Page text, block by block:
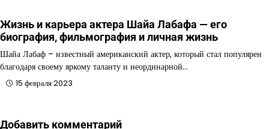
Жизнь и карьера актера Шайа Лабафа — его
биография, фильмография и личная жизнь
Шайа Лабаф – известный американский актер, который стал популярен
благодаря своему яркому таланту и неординарной…
15 февраля 2023
Добавить комментарий